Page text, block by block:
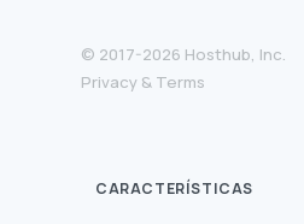
© 2017-2026 Hosthub, Inc.
Privacy & Terms
CARACTERÍSTICAS